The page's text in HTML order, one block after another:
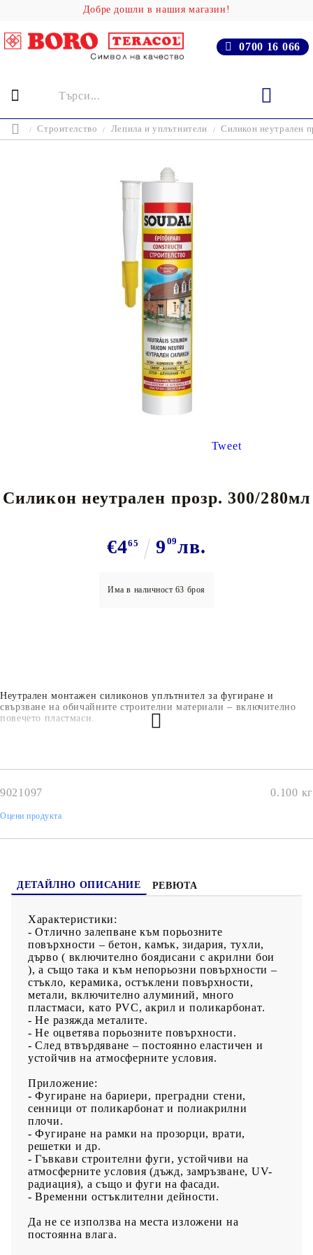
Добре дошли в нашия магазин!
0700 16 066
Строителство Лепила и уплътнители Силикон неутрален
Tweet
Силикон неутрален прозр. 300/280мл
€465 9 09лв.
Има в наличност 63 броя
Неутрален монтажен силиконов уплътнител за фугиране и
свързване на обичайните строителни материали – включително
повечето пластмаси.
9021097 0.100 кг
Оцени продукта
ДЕТАЙЛНО ОПИСАНИЕ РЕВЮТА
Характеристики:
- Отлично залепване към порьозните
повърхности – бетон, камък, зидария, тухли,
дърво ( включително боядисани с акрилни бои
), а също така и към непорьозни повърхности –
стъкло, керамика, остъклени повърхности,
метали, включително алуминий, много
пластмаси, като PVC, акрил и поликарбонат.
- Не разяжда металите.
- Не оцветява порьозните повърхности.
- След втвърдяване – постоянно еластичен и
устойчив на атмосферните условия.
Приложение:
- Фугиране на бариери, преградни стени,
сенници от поликарбонат и полиакрилни
плочи.
- Фугиране на рамки на прозорци, врати,
решетки и др.
- Гъвкави строителни фуги, устойчиви на
атмосферните условия (дъжд, замръзване, UV-
радиация), а също и фуги на фасади.
- Временни остъклителни дейности.
Да не се използва на места изложени на
постоянна влага.